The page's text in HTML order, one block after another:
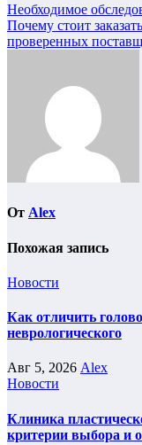
Навигация
по
Необходимое
Почему стоит
проверенных
От Alex
Похожая запись
Новости
Как отличить
неврологического
Авг 5, 2026 Alex
Новости
Клиника
критерии выбора и